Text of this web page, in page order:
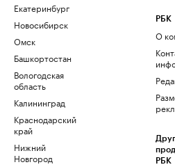
Екатеринбург
Новосибирск
Омск
Башкортостан
Вологодская
область
Калининград
Краснодарский
край
Нижний
Новгород
РБК
О
РБК